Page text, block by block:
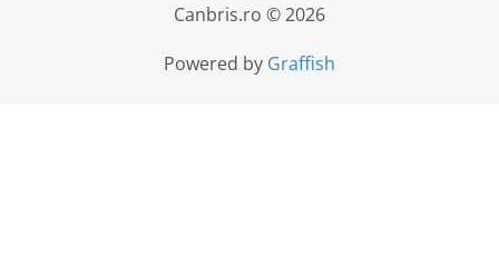
Canbris.ro © 2026
Powered by Graffish